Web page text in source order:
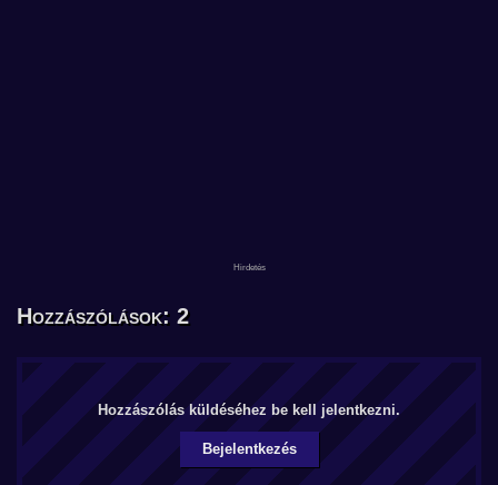
Hozzászólások: 2
Hozzászólás küldéséhez be kell jelentkezni.
Bejelentkezés